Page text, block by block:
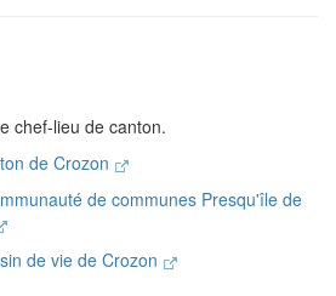
chef-lieu de canton.
de Crozon
de communes Presqu'île de
de vie de Crozon